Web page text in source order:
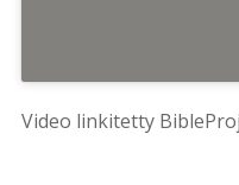
Video linkitetty